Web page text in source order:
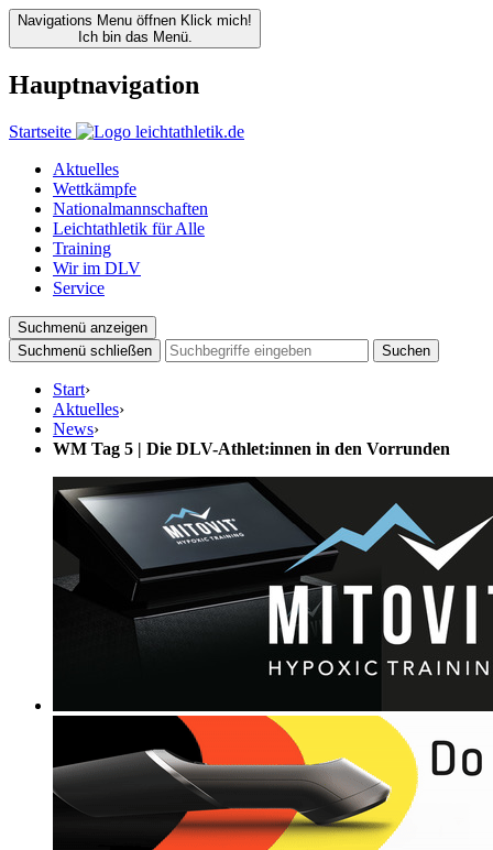
Navigations Menu öffnen Klick mich!
Ich bin das Menü.
Hauptnavigation
Startseite
Aktuelles
Wettkämpfe
Nationalmannschaften
Leichtathletik für Alle
Training
Wir im DLV
Service
Suchmenü anzeigen
Suchmenü schließen
Suchen
Start›
Aktuelles›
News›
WM Tag 5 | Die DLV-Athlet:innen in den Vorrunden